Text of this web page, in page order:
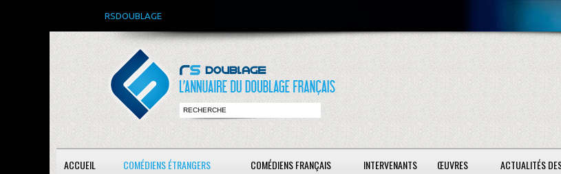
RSDOUBLAGE
ACCUEIL COMÉDIENS ÉTRANGERS COMÉDIENS FRANÇAIS INTERVENANTS ŒUVRES ACTUALITÉS